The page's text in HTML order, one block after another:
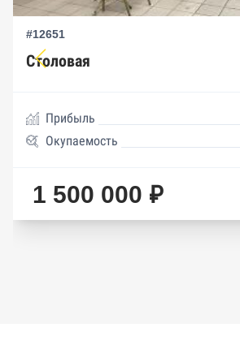
#12651
Столовая
Прибыль
Окупаемость
1 500 000 ₽